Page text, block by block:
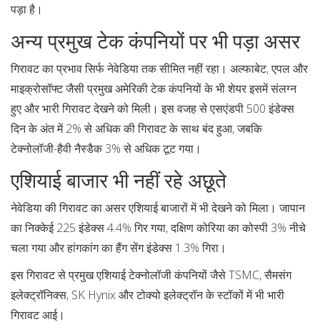
पड़ा है।
अन्य प्रमुख टेक कंपनियों पर भी पड़ा असर
गिरावट का प्रभाव सिर्फ नेवेडिया तक सीमित नहीं रहा। अल्फाबेट, एपल और
माइक्रोसॉफ्ट जैसी प्रमुख अमेरिकी टेक कंपनियों के भी शेयर इसमें संलग्न
हुए और भारी गिरावट देखने को मिली। इस वजह से एसएंडपी 500 इंडेक्स
दिन के अंत में 2% से अधिक की गिरावट के साथ बंद हुआ, जबकि
टेक्नोलॉजी-हैवी नैस्डैक 3% से अधिक टूट गया।
एशियाई बाजार भी नहीं रहे अछूते
नेवेडिया की गिरावट का असर एशियाई बाजारों में भी देखने को मिला। जापान
का निक्केई 225 इंडेक्स 4.4% गिर गया, दक्षिण कोरिया का कोस्पी 3% नीचे
चला गया और हांगकांग का हैंग सेंग इंडेक्स 1.3% गिरा।
इस गिरावट से प्रमुख एशियाई टेक्नोलॉजी कंपनियों जैसे TSMC, सैमसंग
इलेक्ट्रॉनिक्स, SK Hynix और टोक्यो इलेक्ट्रॉन के स्टॉकों में भी भारी
गिरावट आई।